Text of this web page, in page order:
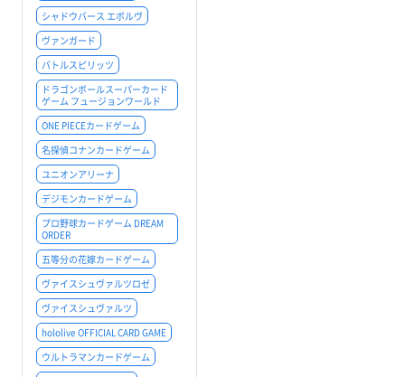
シャドウバース エボルヴ
ヴァンガード
バトルスピリッツ
ドラゴンボールスーパーカード
ゲーム フュージョンワールド
ONE PIECEカードゲーム
名探偵コナンカードゲーム
ユニオンアリーナ
デジモンカードゲーム
プロ野球カードゲーム DREAM
ORDER
五等分の花嫁カードゲーム
ヴァイスシュヴァルツロゼ
ヴァイスシュヴァルツ
hololive OFFICIAL CARD GAME
ウルトラマンカードゲーム